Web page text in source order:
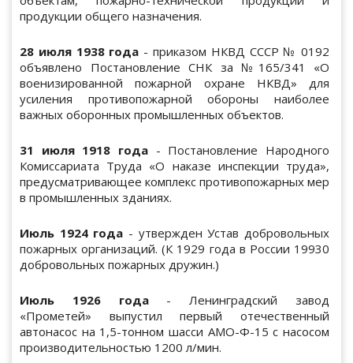
продукции общего назначения.
28 июля 1938 года - приказом НКВД СССР № 0192
объявлено Постановление СНК за №165/341 «О
военизированной пожарной охране НКВД» для
усиления противопожарной обороны наиболее
важных оборонных промышленных объектов.
31 июля 1918 года - Постановление Народного
Комиссариата Труда «О наказе инспекции труда»,
предусматривающее комплекс противопожарных мер
в промышленных зданиях.
Июль 1924 года - утвержден Устав добровольных
пожарных организаций. (К 1929 года в России 19930
добровольных пожарных дружин.)
Июль 1926 года- Ленинградский завод
«Прометей» выпустил первый отечественный
автонасос на 1,5-тонном шасси АМО-Ф-15 с насосом
производительностью 1200 л/мин.